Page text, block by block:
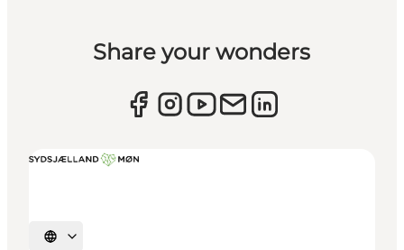
Share your wonders
Vælg sprog